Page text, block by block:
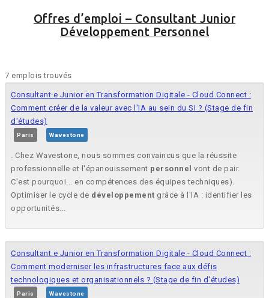
Offres d’emploi – Consultant Junior
Développement Personnel
7 emplois trouvés
Consultant·e Junior en Transformation Digitale - Cloud Connect :
Comment créer de la valeur avec l'IA au sein du SI ? (Stage de fin
d'études)
Paris Wavestone
. Chez Wavestone, nous sommes convaincus que la réussite
professionnelle et l'épanouissement personnel vont de pair.
C'est pourquoi... en compétences des équipes techniques).
Optimiser le cycle de développement grâce à l'IA : identifier les
opportunités...
Consultant.e Junior en Transformation Digitale - Cloud Connect :
Comment moderniser les infrastructures face aux défis
technologiques et organisationnels ? (Stage de fin d'études)
Paris Wavestone